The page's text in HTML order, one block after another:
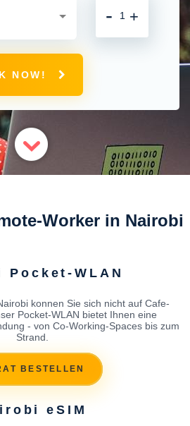
+
-
NOW!
Worker in Nairobi
Pocket-WLAN
konnen Sie sich nicht auf Cafe-
Pocket-WLAN bietet Ihnen eine
- von Co-Working-Spaces bis zum
Strand.
BESTELLEN
eSIM